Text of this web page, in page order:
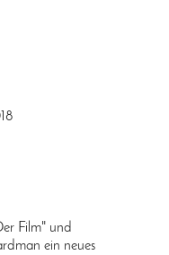
Film" und
ein neues